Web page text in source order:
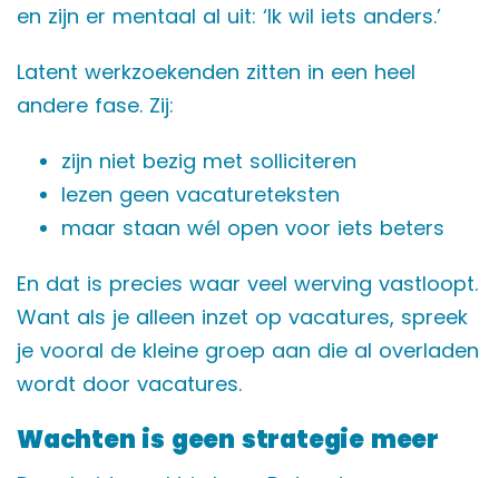
en zijn er mentaal al uit: ‘Ik wil iets anders.’
Latent werkzoekenden zitten in een heel
andere fase. Zij:
zijn niet bezig met solliciteren
lezen geen vacatureteksten
maar staan wél open voor iets beters
En dat is precies waar veel werving vastloopt.
Want als je alleen inzet op vacatures, spreek
je vooral de kleine groep aan die al overladen
wordt door vacatures.
Wachten is geen strategie meer